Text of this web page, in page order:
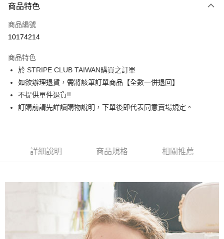
3 期 0 利率 每期
合作金庫商業銀行
上海商業儲蓄銀行
臺灣中小企業銀行
匯豐（台灣）商業銀行
華泰商業銀行
聯邦商業銀行
遠東國際商業銀行
元大商業銀行
玉山商業銀行
星展（台灣）商業銀行
超商取貨付款
LINE Pay
Apple Pay
街口支付
悠遊付
相關說明
【大哥付你分期使用說明】
流程，驗證手機門號後，選擇欲分期的期數、繳款截止日，確認付款後即完
3.實際核准額度、可分期數及費用金額請依後續交易確認頁面所載為準。
4.訂單成立30分鐘內，如未前往確認交易或遇審核未通過，訂單將自動取
消。如遇「轉專審核」未通過狀況，表示未達大哥付你分期系統評分，恕無
【關於「AFTEE先享後付」】
AFTEE先享後付是「在收到商品之後才付款」的支付方式。 讓您購物簡單
１．簡單：不需註冊會員、不需綁卡、不需儲值。
２．便利：只要手機號碼，簡訊認證，即可結帳。
３．安心：先確認商品／服務後，再付款。
商品特色
商品編號
10174214
商品特色
於 STRIPE CLUB TAIWAN購買之訂單
如欲辦理退貨，需將該筆訂單商品【全數一併退回】
不提供單件退貨!!
訂購前請先詳讀購物說明，下單後即代表同意賣場規定。
詳細說明 商品規格 相關推薦